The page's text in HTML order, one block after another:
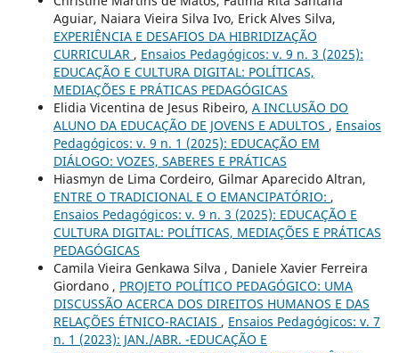
Aguiar, Naiara Vieira Silva Ivo, Erick Alves Silva,
EXPERIÊNCIA E DESAFIOS DA HIBRIDIZAÇÃO
CURRICULAR , Ensaios Pedagógicos: v. 9 n. 3 (2025):
EDUCAÇÃO E CULTURA DIGITAL: POLÍTICAS,
MEDIAÇÕES E PRÁTICAS PEDAGÓGICAS
Elidia Vicentina de Jesus Ribeiro, A INCLUSÃO DO
ALUNO DA EDUCAÇÃO DE JOVENS E ADULTOS , Ensaios
Pedagógicos: v. 9 n. 1 (2025): EDUCAÇÃO EM
DIÁLOGO: VOZES, SABERES E PRÁTICAS
Hiasmyn de Lima Cordeiro, Gilmar Aparecido Altran,
ENTRE O TRADICIONAL E O EMANCIPATÓRIO: ,
Ensaios Pedagógicos: v. 9 n. 3 (2025): EDUCAÇÃO E
CULTURA DIGITAL: POLÍTICAS, MEDIAÇÕES E PRÁTICAS
PEDAGÓGICAS
Camila Vieira Genkawa Silva , Daniele Xavier Ferreira
Giordano , PROJETO POLÍTICO PEDAGÓGICO: UMA
DISCUSSÃO ACERCA DOS DIREITOS HUMANOS E DAS
RELAÇÕES ÉTNICO-RACIAIS , Ensaios Pedagógicos: v. 7
n. 1 (2023): JAN./ABR. -EDUCAÇÃO E